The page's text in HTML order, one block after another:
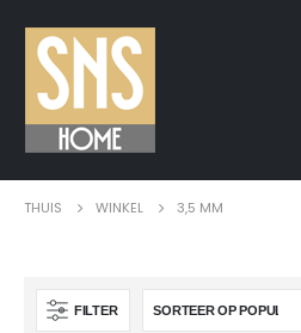
THUIS WINKEL 3,5 MM
FILTER